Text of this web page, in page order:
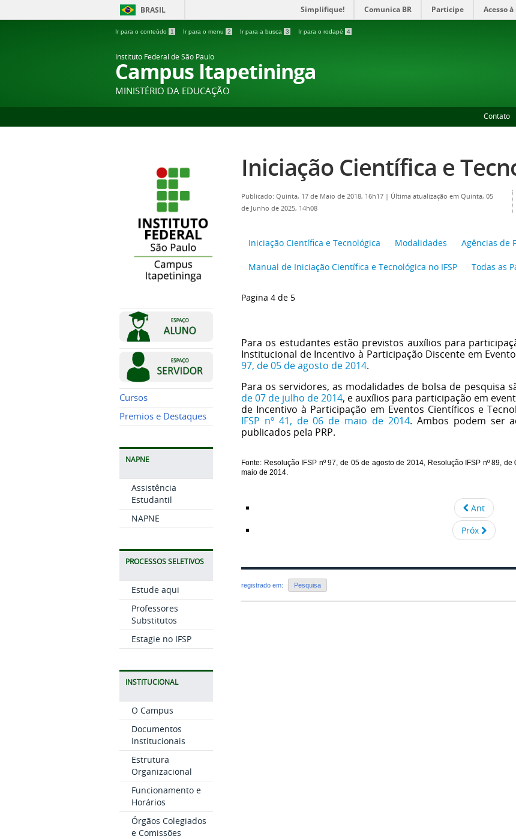
BRASIL Simplifique! Comunica BR Participe Acesso
Ir para o conteúdo 1 Ir para o menu 2 Ir para a busca 3 Ir para o rodapé 4
Instituto Federal de São Paulo
Campus Itapetininga
MINISTÉRIO DA EDUCAÇÃO
Contato
Cursos
Premios e Destaques
NAPNE
Assistência
Estudantil
NAPNE
PROCESSOS SELETIVOS
Estude aqui
Professores
Substitutos
Estagie no IFSP
INSTITUCIONAL
O Campus
Documentos
Institucionais
Estrutura
Organizacional
Funcionamento e
Horários
Órgãos Colegiados
e Comissões
Iniciação Científica e
Publicado: Quinta, 17 de Maio de 2018, 16h17 | Última atualização em Quinta, 05
de Junho de 2025, 14h08
Iniciação Científica e Tecnológica Modalidades Agências de
Manual de Iniciação Científica e Tecnológica no IFSP Todas as
Pagina 4 de 5
Para os estudantes estão previstos auxílios para
Institucional de Incentivo à Participação Discente em
97, de 05 de agosto de 2014.
Para os servidores, as modalidades de bolsa de pesquisa
de 07 de julho de 2014, e auxílios para participação em
de Incentivo à Participação em Eventos Científicos e
IFSP nº 41, de 06 de maio de 2014. Ambos podem ser
publicados pela PRP.
Fonte: Resolução IFSP nº 97, de 05 de agosto de 2014, Resolução IFSP nº 89,
maio de 2014.
Ant
Próx
registrado em: Pesquisa